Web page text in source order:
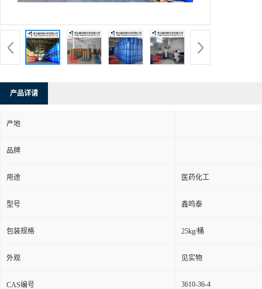
产品详请
产地
品牌
用途 医药化工
型号 鑫鸣泰
包装规格 25kg/桶
外观 见实物
CAS编号 3610-36-4